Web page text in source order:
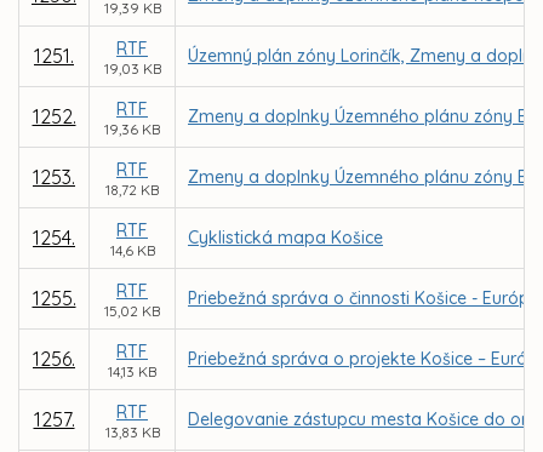
19,39 KB
1251. RTF
19,03 KB
Územný plán zóny Lorinčík, Zmeny a
1252. RTF
19,36 KB
Zmeny a doplnky Územného plánu zóny
1253. RTF
18,72 KB
Zmeny a doplnky Územného plánu zóny
1254. RTF
14,6 KB
Cyklistická mapa Košice
1255. RTF
15,02 KB
Priebežná správa o činnosti Košice -
1256. RTF
14,13 KB
Priebežná správa o projekte Košice –
1257. RTF
13,83 KB
Delegovanie zástupcu mesta Košice do